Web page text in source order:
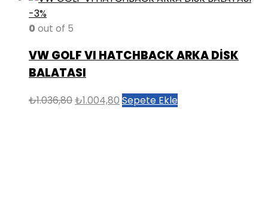
-3%
0 out of 5
VW GOLF VI HATCHBACK ARKA DİSK
BALATASI
₺1.036,80Orijinal
₺1.004,80 Şu
Sepete Ekle